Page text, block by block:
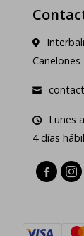
Canelones
Lunes
4 días
 